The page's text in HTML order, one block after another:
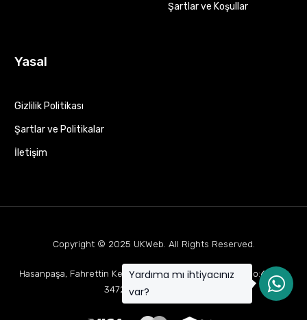
Şartlar ve Koşullar
Yasal
Gizlilik Politikası
Şartlar ve Politikalar
İletişim
Copyright © 2025 UKWeb. All Rights Reserved.
Hasanpaşa, Fahrettin Kerim Gökay Cd Mukaddes Apt No:63 D:1,
34722 Kadıköy/İstanbul
Yardıma mı ihtiyacınız
var?